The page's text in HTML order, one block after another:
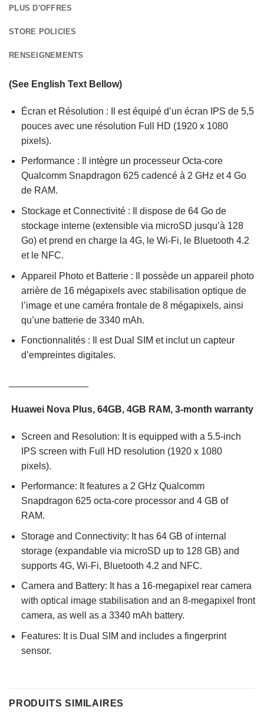
PLUS D'OFFRES
STORE POLICIES
RENSEIGNEMENTS
(See English Text Bellow)
Écran et Résolution : Il est équipé d’un écran IPS de 5,5
pouces avec une résolution Full HD (1920 x 1080
pixels).
Performance : Il intègre un processeur Octa-core
Qualcomm Snapdragon 625 cadencé à 2 GHz et 4 Go
de RAM.
Stockage et Connectivité : Il dispose de 64 Go de
stockage interne (extensible via microSD jusqu’à 128
Go) et prend en charge la 4G, le Wi-Fi, le Bluetooth 4.2
et le NFC.
Appareil Photo et Batterie : Il possède un appareil photo
arrière de 16 mégapixels avec stabilisation optique de
l’image et une caméra frontale de 8 mégapixels, ainsi
qu’une batterie de 3340 mAh.
Fonctionnalités : Il est Dual SIM et inclut un capteur
d’empreintes digitales.
Huawei Nova Plus, 64GB, 4GB RAM, 3-month warranty
Screen and Resolution: It is equipped with a 5.5-inch
IPS screen with Full HD resolution (1920 x 1080
pixels).
Performance: It features a 2 GHz Qualcomm
Snapdragon 625 octa-core processor and 4 GB of
RAM.
Storage and Connectivity: It has 64 GB of internal
storage (expandable via microSD up to 128 GB) and
supports 4G, Wi-Fi, Bluetooth 4.2 and NFC.
Camera and Battery: It has a 16-megapixel rear camera
with optical image stabilisation and an 8-megapixel front
camera, as well as a 3340 mAh battery.
Features: It is Dual SIM and includes a fingerprint
sensor.
PRODUITS SIMILAIRES